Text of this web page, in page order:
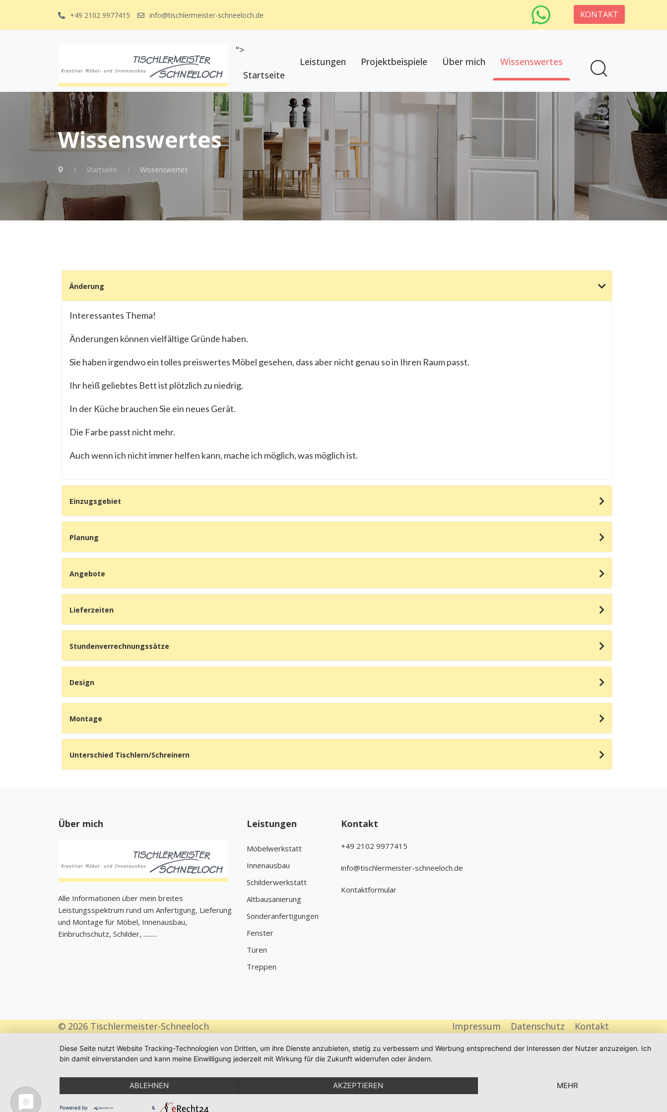
+49 2102 9977415 info@tischlermeister-schneeloch.de KONTAKT
">
Startseite
Leistungen Projektbeispiele Über mich Wissenswertes
Wissenswertes
Startseite Wissenswertes
Änderung
Interessantes Thema!
Änderungen können vielfältige Gründe haben.
Sie haben irgendwo ein tolles preiswertes Möbel gesehen, dass aber nicht genau so in Ihren Raum passt.
Ihr heiß geliebtes Bett ist plötzlich zu niedrig.
In der Küche brauchen Sie ein neues Gerät.
Die Farbe passt nicht mehr.
Auch wenn ich nicht immer helfen kann, mache ich möglich, was möglich ist.
Einzugsgebiet
Planung
Angebote
Lieferzeiten
Stundenverrechnungssätze
Design
Montage
Unterschied Tischlern/Schreinern
Über mich
Alle Informationen über mein breites
Leistungsspektrum rund um Anfertigung, Lieferung
und Montage für Möbel, Innenausbau,
Einbruchschutz, Schilder, .........
Leistungen
Möbelwerkstatt
Innenausbau
Schilderwerkstatt
Altbausanierung
Sonderanfertigungen
Fenster
Türen
Treppen
Kontakt
+49 2102 9977415
info@tischlermeister-schneeloch.de
Kontaktformular
© 2026 Tischlermeister-Schneeloch Impressum Datenschutz Kontakt
Diese Seite nutzt Website Tracking-Technologien von Dritten, um ihre Dienste anzubieten, stetig zu verbessern und Werbung entsprechend der Interessen der Nutzer anzuzeigen. Ich
bin damit einverstanden und kann meine Einwilligung jederzeit mit Wirkung für die Zukunft widerrufen oder ändern.
ABLEHNEN AKZEPTIEREN MEHR
Powered by &